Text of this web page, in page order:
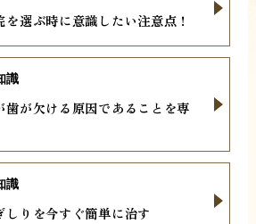
選ぶ時に意識したい注意点！
歯が欠ける原因であることを専
識
しりを今すぐ簡単に治す
識